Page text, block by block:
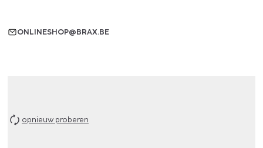
ONLINESHOP@BRAX.BE
opnieuw proberen